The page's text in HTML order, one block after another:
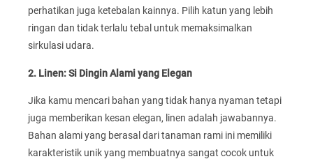
perhatikan juga ketebalan kainnya. Pilih katun yang lebih
ringan dan tidak terlalu tebal untuk memaksimalkan
sirkulasi udara.
2. Linen: Si Dingin Alami yang Elegan
Jika kamu mencari bahan yang tidak hanya nyaman tetapi
juga memberikan kesan elegan, linen adalah jawabannya.
Bahan alami yang berasal dari tanaman rami ini memiliki
karakteristik unik yang membuatnya sangat cocok untuk